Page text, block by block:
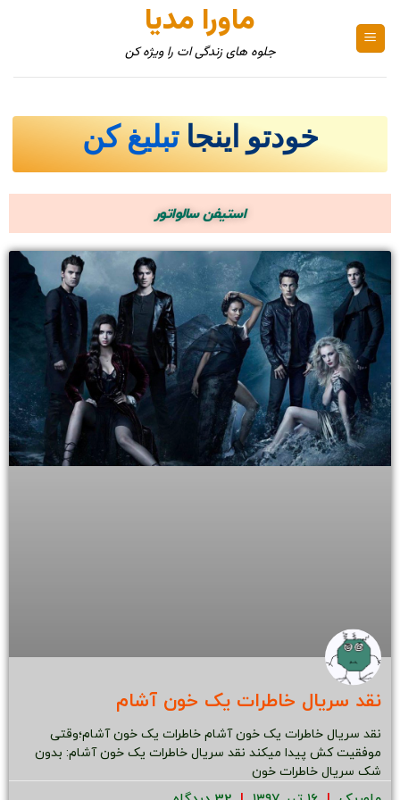
ماورا مدیا
جلوه های زندگی ات را ویژه کن
خودتو اینجا تبلیغ کن
استیفن سالواتور
نقد سریال خاطرات یک خون آشام
نقد سریال خاطرات یک خون آشام خاطرات یک خون آشام؛وقتی
موفقیت کش پیدا میکند نقد سریال خاطرات یک خون آشام: بدون
شک سریال خاطرات خون